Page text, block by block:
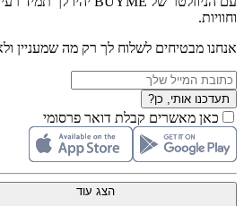
וחוויות.
אנחנו מבטיחים לשלוח לך רק מה שמעניין
תעדכנו אותי, כן?
כאן מאשרים קבלת דואר פרסומי
הצג עוד